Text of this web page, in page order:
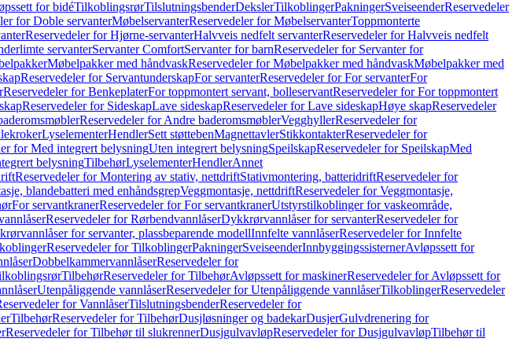
for bidéTilkoblingsrørTilslutningsbenderDekslerTilkoblingerPakningerSveiseenderReservedeler
for Doble servanterMøbelservanterReservedeler for MøbelservanterToppmonterte
Reservedeler for Hjørne-servanterHalvveis nedfelt servanterReservedeler for Halvveis nedfelt
servanterServanter ComfortServanter for barnReservedeler for Servanter for
Møbelpakker med håndvaskReservedeler for Møbelpakker med håndvaskMøbelpakker med
Reservedeler for ServantunderskapFor servanterReservedeler for For servanterFor
Reservedeler for BenkeplaterFor toppmontert servant, bolleservantReservedeler for For toppmontert
Reservedeler for SideskapLave sideskapReservedeler for Lave sideskapHøye skapReservedeler
Reservedeler for Andre baderomsmøblerVegghyllerReservedeler for
LyselementerHendlerSett støttebenMagnettavlerStikkontakterReservedeler for
for Med integrert belysningUten integrert belysningSpeilskapReservedeler for SpeilskapMed
belysningTilbehørLyselementerHendlerAnnet
Reservedeler for Montering av stativ, nettdriftStativmontering, batteridriftReservedeler for
blandebatteri med enhåndsgrepVeggmontasje, nettdriftReservedeler for Veggmontasje,
For servantkranerReservedeler for For servantkranerUtstyrstilkoblinger for vaskeområde,
Reservedeler for RørbendvannlåserDykkrørvannlåser for servanterReservedeler for
for servanter, plassbeparende modellInnfelte vannlåserReservedeler for Innfelte
Reservedeler for TilkoblingerPakningerSveiseenderInnbyggingssisternerAvløpssett for
DobbelkammervannlåserReservedeler for
TilbehørReservedeler for TilbehørAvløpssett for maskinerReservedeler for Avløpssett for
Utenpåliggende vannlåserReservedeler for Utenpåliggende vannlåserTilkoblingerReservedeler
for VannlåserTilslutningsbenderReservedeler for
TilbehørReservedeler for TilbehørDusjløsninger og badekarDusjerGulvdrenering for
Reservedeler for Tilbehør til slukrennerDusjgulvavløpReservedeler for DusjgulvavløpTilbehør til